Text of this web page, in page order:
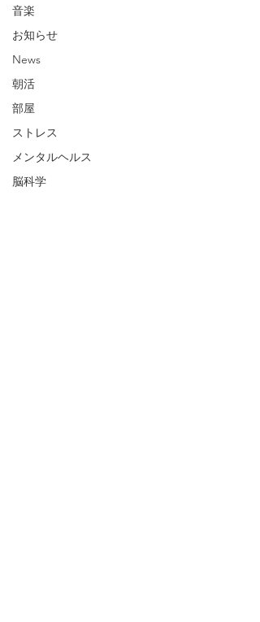
音楽
お知らせ
News
朝活
部屋
ストレス
メンタルヘルス
脳科学